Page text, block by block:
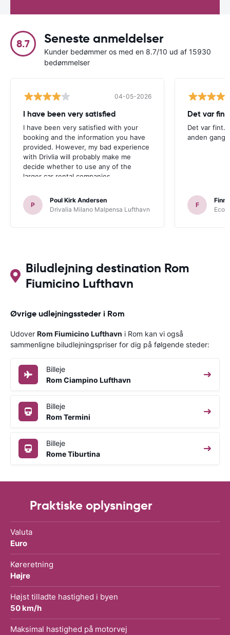
8.7 Seneste anmeldelser
Kunder bedømmer os med en 8.7/10 ud af 15930
bedømmelser
04-05-2026
I have been very satisfied
I have been very satisfied with your
booking and the information you have
provided. However, my bad experience
with Drivlia will probably make me
decide whether to use any of the
larger car rental companies.
P
Poul Kirk Andersen
Drivalia Milano Malpensa Lufthavn
Det var
Det var fint.
anden gang
F
Finn
Biludlejning destination Rom
Fiumicino Lufthavn
Øvrige udlejningssteder i Rom
Udover Rom Fiumicino Lufthavn i Rom kan vi også
sammenligne biludlejningspriser for dig på følgende steder:
Billeje
Rom Ciampino Lufthavn
Billeje
Rom Termini
Billeje
Rome Tiburtina
Praktiske oplysninger
Valuta
Euro
Køreretning
Højre
Højst tilladte hastighed i byen
50 km/h
Maksimal hastighed på motorvej